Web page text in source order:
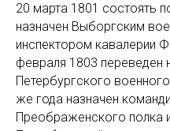
20 марта 1801 состоять
назначен Выборгским
инспектором кавалерии
февраля 1803 переведен
Петербургского
же года назначен
Преображенского полка